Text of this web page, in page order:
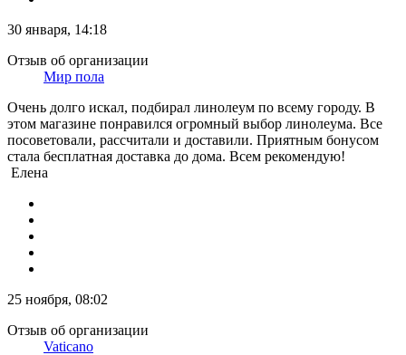
30 января, 14:18
Отзыв об организации
Мир пола
Очень долго искал, подбирал линолеум по всему городу. В
этом магазине понравился огромный выбор линолеума. Все
посоветовали, рассчитали и доставили. Приятным бонусом
стала бесплатная доставка до дома. Всем рекомендую!
Елена
25 ноября, 08:02
Отзыв об организации
Vaticano